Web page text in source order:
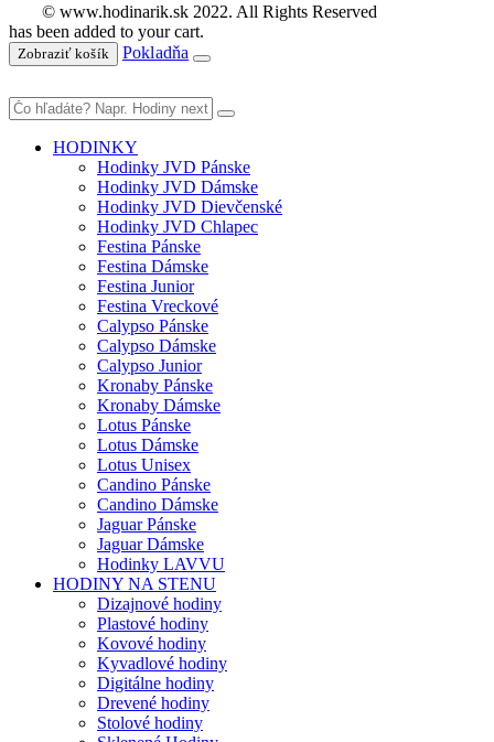
© www.hodinarik.sk 2022. All Rights Reserved
has been added to your cart.
Zobraziť košík Pokladňa
HODINKY
Hodinky JVD Pánske
Hodinky JVD Dámske
Hodinky JVD Dievčenské
Hodinky JVD Chlapec
Festina Pánske
Festina Dámske
Festina Junior
Festina Vreckové
Calypso Pánske
Calypso Dámske
Calypso Junior
Kronaby Pánske
Kronaby Dámske
Lotus Pánske
Lotus Dámske
Lotus Unisex
Candino Pánske
Candino Dámske
Jaguar Pánske
Jaguar Dámske
Hodinky LAVVU
HODINY NA STENU
Dizajnové hodiny
Plastové hodiny
Kovové hodiny
Kyvadlové hodiny
Digitálne hodiny
Drevené hodiny
Stolové hodiny